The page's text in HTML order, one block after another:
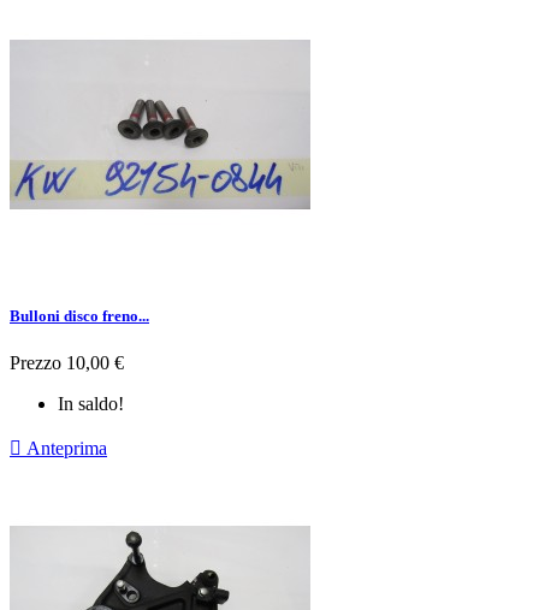
Bulloni disco freno...
Prezzo 10,00 €
In saldo!
 Anteprima